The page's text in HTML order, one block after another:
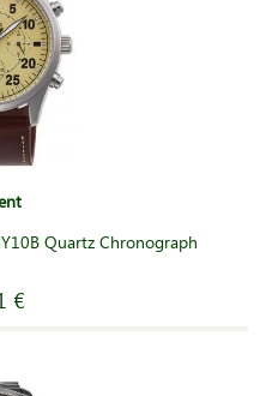
Quartz Chronograph
€